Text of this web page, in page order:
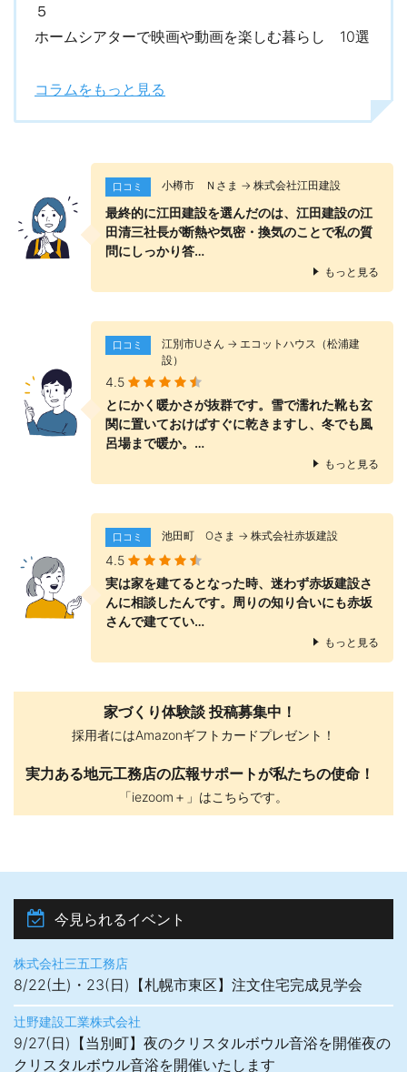
５
ホームシアターで映画や動画を楽しむ暮らし 10選
コラムをもっと見る
口コミ 小樽市 Ｎさま → 株式会社江田建設
最終的に江田建設を選んだのは、江田建設の江
田清三社長が断熱や気密・換気のことで私の質
問にしっかり答…
もっと見る
口コミ
江別市Uさん → エコットハウス（松浦建
設）
4.5
とにかく暖かさが抜群です。雪で濡れた靴も玄
関に置いておけばすぐに乾きますし、冬でも風
呂場まで暖か。…
もっと見る
口コミ 池田町 Оさま → 株式会社赤坂建設
4.5
実は家を建てるとなった時、迷わず赤坂建設さ
んに相談したんです。周りの知り合いにも赤坂
さんで建ててい…
もっと見る
家づくり体験談 投稿募集中！
採用者にはAmazonギフトカードプレゼント！
実力ある地元工務店の広報サポートが私たちの使命！
「iezoom＋」はこちらです。
今見られるイベント
株式会社三五工務店
8/22(土)・23(日)【札幌市東区】注文住宅完成見学会
辻野建設工業株式会社
9/27(日)【当別町】夜のクリスタルボウル音浴を開催夜の
クリスタルボウル音浴を開催いたします